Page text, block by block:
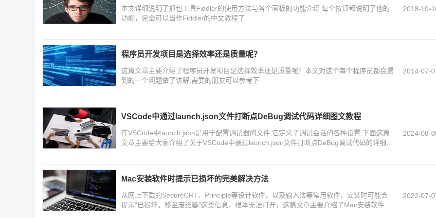
本文详细说明了抓包工具Fiddler的使用方法与各个面板的功能介绍 每个按钮都说明了他的
功能，完全可以当作Fiddler的中文教程了
2018-10-
程序员开发项目是选择效率还是质量呢？
这篇文章主要介绍了程序员开发项目是选择效率还是质量呢？本文对这个每个程序员都会遇
到的一个问题做了讲解,需要的朋友可以参考下
2014-07-
VSCode中通过launch.json文件打断点DeBug调试代码详细图文教程
在VSCode中launch.json是用于配置调试器的文件,它定义了调试会话的各种设置,下面这篇
文章主要给大家介绍了关于VSCode中通过launch.json文件打断点DeBug调试代码的详细图
2024-08-
Mac安装软件时提示已损坏的完美解决方法
从网上下载的SecureCRT、Principle等设计软件，以及输入法等常用软件，安装时可能会
提示“已损坏，移至废纸篓”这类信息，根本无法打开，这篇文章主要介绍了Mac安装软件时
2022-07-